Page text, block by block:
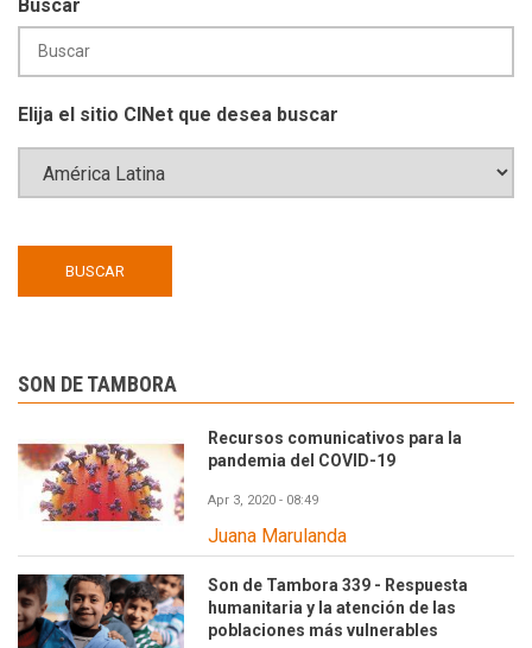
Buscar
Elija el sitio CINet que desea buscar
SON DE TAMBORA
Recursos comunicativos para la
pandemia del COVID-19
Apr 3, 2020 - 08:49
Juana Marulanda
Son de Tambora 339 - Respuesta
humanitaria y la atención de las
poblaciones más vulnerables